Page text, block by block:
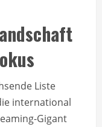
Liste
international
Gigant